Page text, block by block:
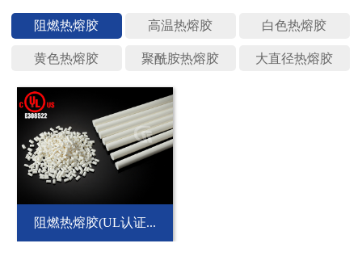
阻燃热熔 高温热熔 白色热熔
黄色热熔 聚酰胺热 大直径热
阻燃热熔胶(UL认证...